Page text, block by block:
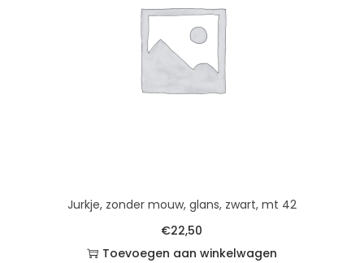
Jurkje, zonder mouw, glans, zwart, mt 42
€22,50
Toevoegen aan winkelwagen